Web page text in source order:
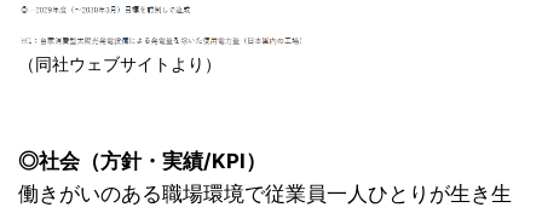
（同社ウェブサイトより）
◎社会（方針・実績/KPI）
働きがいのある職場環境で従業員一人ひとりが生き生